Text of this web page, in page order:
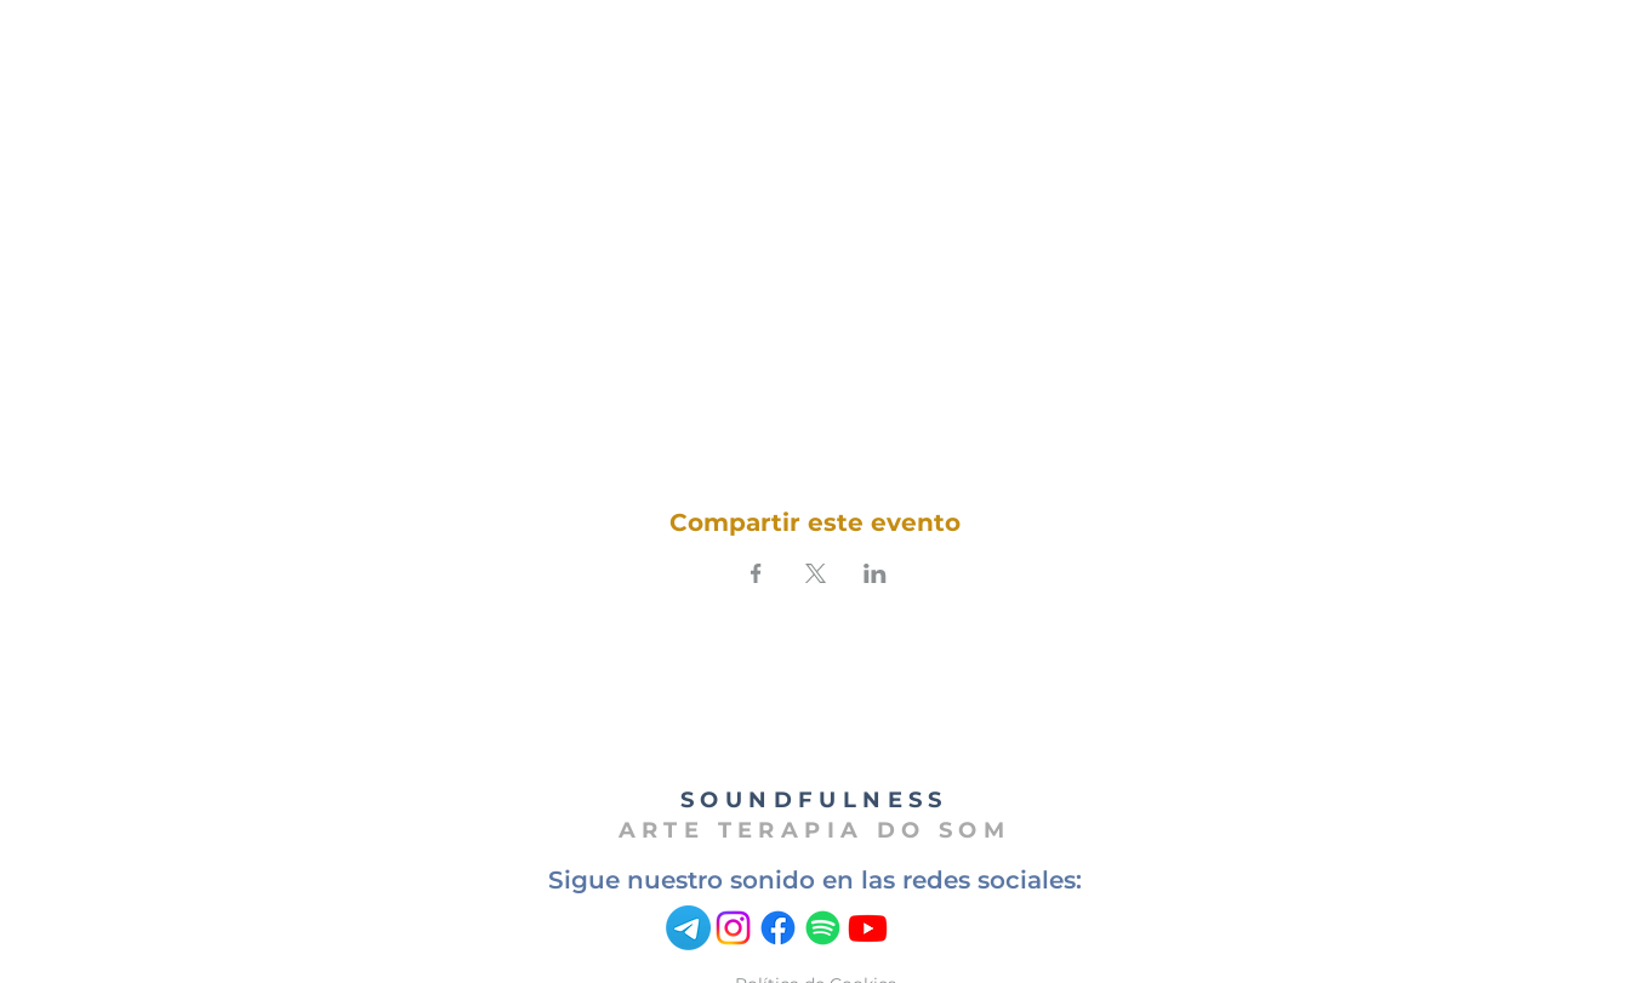
Compartir este evento
SOUNDFULNESS​
ARTE TERAPIA DO SOM
Sigue nuestro sonido en las redes sociales: